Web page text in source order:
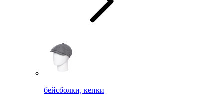
бейсболки, кепки